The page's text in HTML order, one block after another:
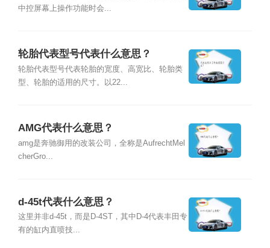
中控屏幕上操作功能时会...
轮胎代表型号代表什么意思？
轮胎代表型号代表轮胎的宽度、高宽比、轮胎类
型、轮胎的适用的尺寸。以22...
AMG代表什么意思？
amg是奔驰御用的改装公司，全称是AufrechtMel
cherGro...
d-45t代表什么意思？
这里并非d-45t，而是D-4ST，其中D-4代表丰田专
有的缸内直喷技...